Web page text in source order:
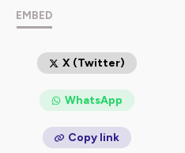
EMBED
X (Twitter)
WhatsApp
Copy link